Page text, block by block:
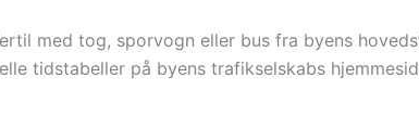
med tog, sporvogn eller bus fra byens
tidstabeller på byens trafikselskabs